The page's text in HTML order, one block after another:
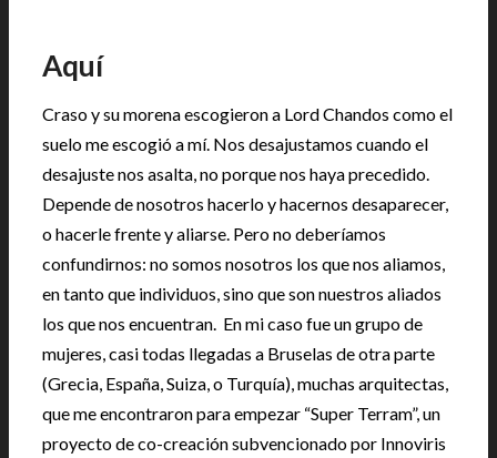
Aquí
Craso y su morena escogieron a Lord Chandos como el
suelo me escogió a mí. Nos desajustamos cuando el
desajuste nos asalta, no porque nos haya precedido.
Depende de nosotros hacerlo y hacernos desaparecer,
o hacerle frente y aliarse. Pero no deberíamos
confundirnos: no somos nosotros los que nos aliamos,
en tanto que individuos, sino que son nuestros aliados
los que nos encuentran. En mi caso fue un grupo de
mujeres, casi todas llegadas a Bruselas de otra parte
(Grecia, España, Suiza, o Turquía), muchas arquitectas,
que me encontraron para empezar “Super Terram”, un
proyecto de co-creación subvencionado por Innoviris